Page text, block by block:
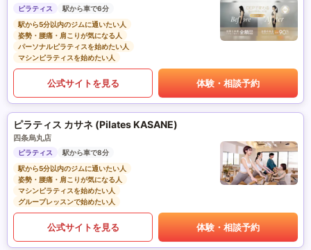
ピラティス
駅から車で6分
駅から5分以内のジムに通いたい人
姿勢・腰痛・肩こりが気になる人
パーソナルピラティスを始めたい人
マシンピラティスを始めたい人
公式サイトを見る 体験・相談予約
ピラティス カサネ (Pilates KASANE)
四条烏丸店
ピラティス
駅から車で8分
駅から5分以内のジムに通いたい人
姿勢・腰痛・肩こりが気になる人
マシンピラティスを始めたい人
グループレッスンで始めたい人
公式サイトを見る 体験・相談予約